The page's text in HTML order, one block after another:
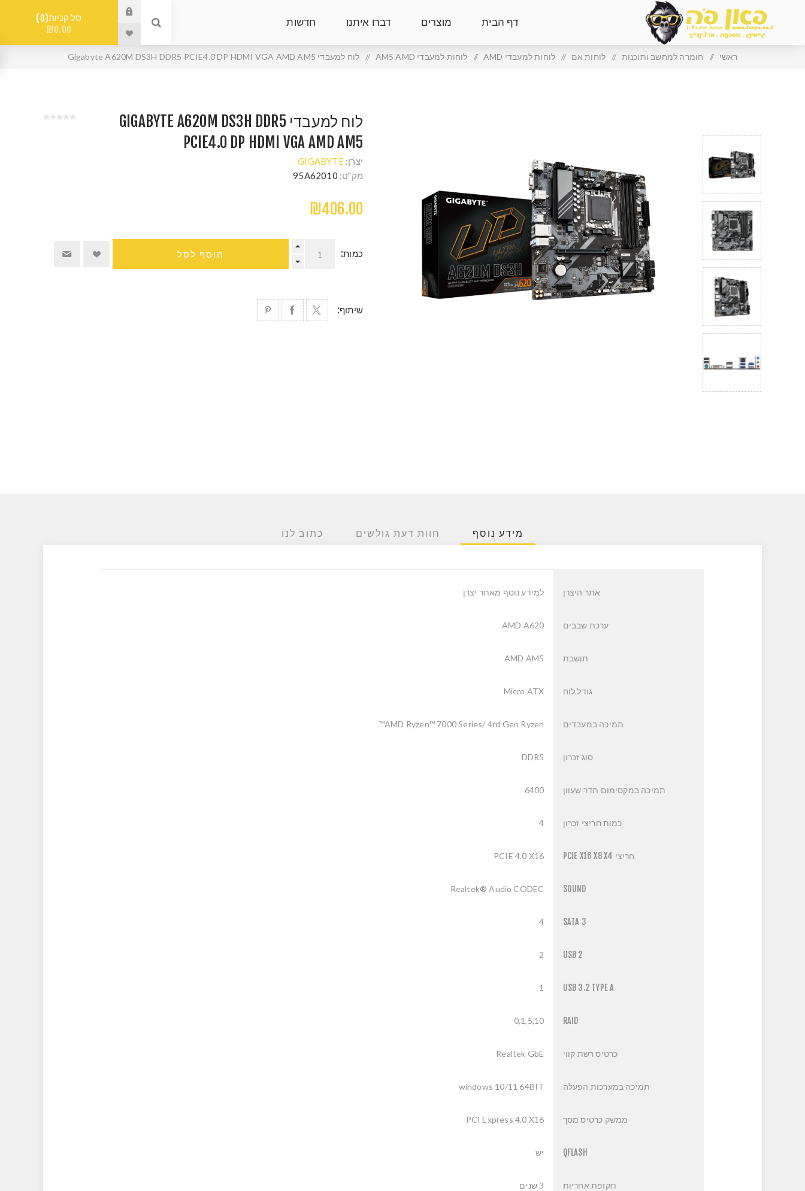
דף הבית מוצרים דברו איתנו חדשות סל קניות 0
₪0.00
ראשי / חומרה למחשב ותוכנות / לוחות אם / לוחות למעבדי AMD / לוחות למעבדי AM5 AMD / לוח למעבדי Gigabyte A620M DS3H DDR5 PCIE4.0 DP HDMI VGA AMD AM5
לוח למעבדי GIGABYTE A620M DS3H DDR5
PCIE4.0 DP HDMI VGA AMD AM5
יצרן: GIGABYTE
מק"ט: 95A62010
₪406.00
כמות: הוסף לסל
שיתוף:
מידע נוסף חוות דעת גולשים כתוב לנו
אתר היצרן למידע נוסף מאתר יצרן
ערכת שבבים AMD A620
תושבת AMD AM5
גודל לוח Micro ATX
תמיכה במעבדים AMD Ryzen™ 7000 Series/ 4rd Gen Ryzen™
סוג זכרון DDR5
תמיכה במקסימום תדר שעוון 6400
כמות חריצי זכרון 4
חריצי PCIE X16 X8 X4 PCIE 4.0 X16
SOUND
Realtek® Audio CODEC
SATA 3
4
USB 2
2
USB 3.2 TYPE A
1
RAID
0,1,5,10
כרטיס רשת קווי Realtek GbE
תמיכה במערכות הפעלה windows 10/11 64BIT
ממשק כרטיס מסך PCI Express 4.0 X16
QFLASH יש
תקופת אחריות 3 שנים